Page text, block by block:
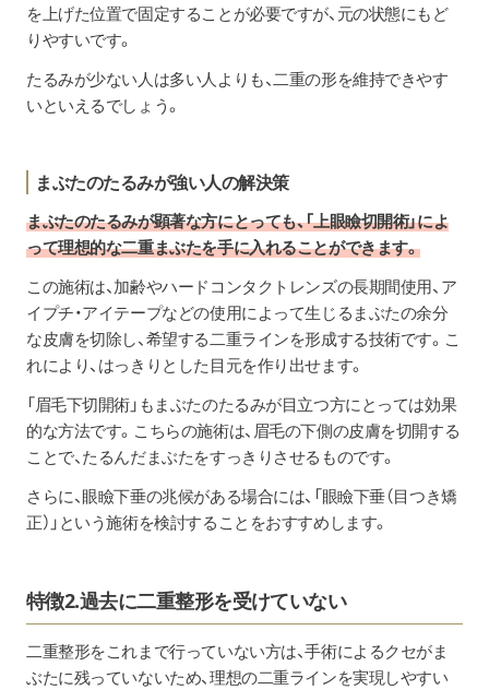
を上げた位置で固定することが必要ですが、元の状態にもど
りやすいです。
たるみが少ない人は多い人よりも、二重の形を維持できやす
いといえるでしょう。
まぶたのたるみが強い人の解決策
まぶたのたるみが顕著な方にとっても、「上眼瞼切開術」によ
って理想的な二重まぶたを手に入れることができます。
この施術は、加齢やハードコンタクトレンズの長期間使用、ア
イプチ・アイテープなどの使用によって生じるまぶたの余分
な皮膚を切除し、希望する二重ラインを形成する技術です。こ
れにより、はっきりとした目元を作り出せます。
「眉毛下切開術」もまぶたのたるみが目立つ方にとっては効果
的な方法です。こちらの施術は、眉毛の下側の皮膚を切開する
ことで、たるんだまぶたをすっきりさせるものです。
さらに、眼瞼下垂の兆候がある場合には、「眼瞼下垂（目つき矯
正）」という施術を検討することをおすすめします。
特徴2.過去に二重整形を受けていない
二重整形をこれまで行っていない方は、手術によるクセがま
ぶたに残っていないため、理想の二重ラインを実現しやすい